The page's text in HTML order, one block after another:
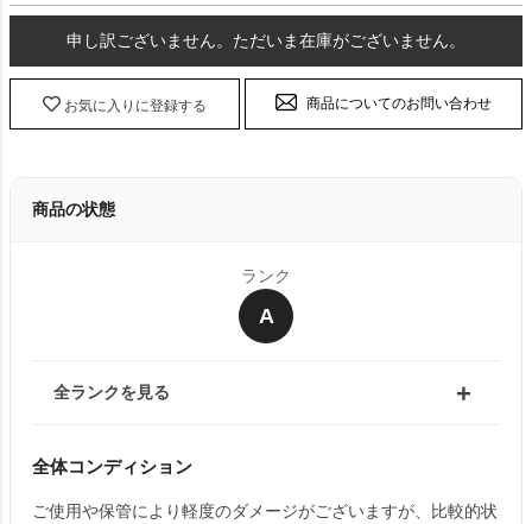
申し訳ございません。ただいま在庫がございません。
お気に入りに登録する 商品についてのお問い合わせ
商品の状態
ランク
A
全ランクを見る
全体コンディション
ご使用や保管により軽度のダメージがございますが、比較的状